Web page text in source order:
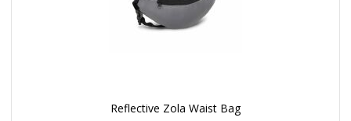
Reflective Zola Waist Bag